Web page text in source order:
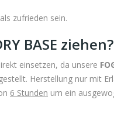
zufrieden sein.
BASE ziehen?
einsetzen, da unsere
Herstellung nur mit
6 Stunden um ein